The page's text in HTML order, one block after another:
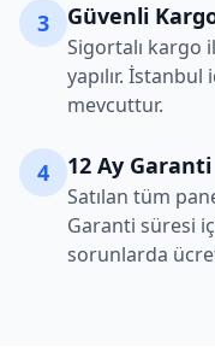
3 Güvenli
Sigortalı kargo
yapılır.
mevcuttur.
4 12 Ay Garanti
Satılan tüm
Garanti süresi
sorunlarda